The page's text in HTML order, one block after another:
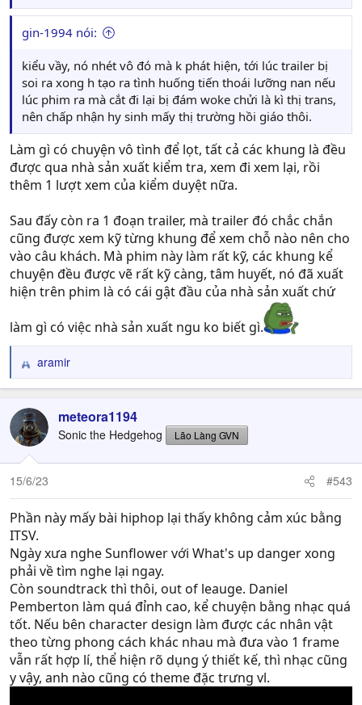
gin-1994 nói:
kiểu vầy, nó nhét vô đó mà k phát hiện, tới lúc trailer bị
soi ra xong h tạo ra tình huống tiến thoái lưỡng nan nếu
lúc phim ra mà cắt đi lại bị đám woke chửi là kì thị trans,
nên chấp nhận hy sinh mấy thị trường hồi giáo thôi.
Làm gì có chuyện vô tình để lọt, tất cả các khung là đều
được qua nhà sản xuất kiểm tra, xem đi xem lại, rồi
thêm 1 lượt xem của kiểm duyệt nữa.
Sau đấy còn ra 1 đoạn trailer, mà trailer đó chắc chắn
cũng được xem kỹ từng khung để xem chỗ nào nên cho
vào câu khách. Mà phim này làm rất kỹ, các khung kể
chuyện đều được vẽ rất kỹ càng, tâm huyết, nó đã xuất
hiện trên phim là có cái gật đầu của nhà sản xuất chứ
làm gì có việc nhà sản xuất ngu ko biết gì.
R
e
c
t
i
o
n
aramir
meteora1194
Sonic the Hedgehog Lão Làng GVN
15/6/23 #543
Phần này mấy bài hiphop lại thấy không cảm xúc bằng
ITSV.
Ngày xưa nghe Sunflower với What's up danger xong
phải về tìm nghe lại ngay.
Còn soundtrack thì thôi, out of leauge. Daniel
Pemberton làm quá đỉnh cao, kể chuyện bằng nhạc quá
tốt. Nếu bên character design làm được các nhân vật
theo từng phong cách khác nhau mà đưa vào 1 frame
vẫn rất hợp lí, thể hiện rõ dụng ý thiết kế, thì nhạc cũng
y vậy, anh nào cũng có theme đặc trưng vl.